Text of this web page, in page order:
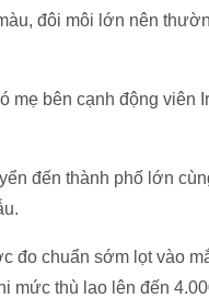
đôi môi lớn nên
mẹ bên cạnh động viên
đến thành phố lớn
đo chuẩn sớm lọt vào
mức thù lao lên đến